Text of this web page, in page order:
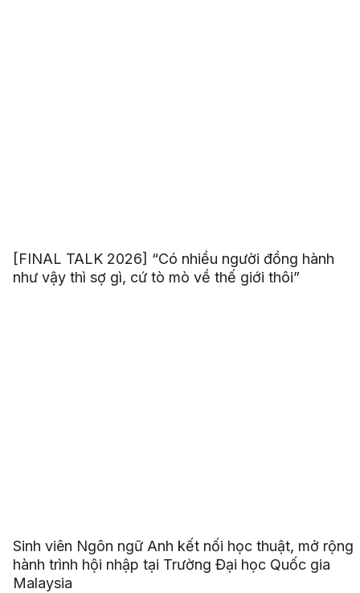
[FINAL TALK 2026] “Có nhiều người đồng hành
như vậy thì sợ gì, cứ tò mò về thế giới thôi”
Sinh viên Ngôn ngữ Anh kết nối học thuật, mở rộng
hành trình hội nhập tại Trường Đại học Quốc gia
Malaysia